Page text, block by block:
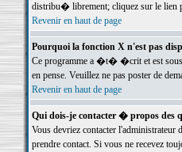
distribu� librement; cliquez sur le lien
Revenir en haut de page
Pourquoi la fonction X n'est pas
Ce programme a �t� �crit et est sous
en pense. Veuillez ne pas poster de
Revenir en haut de page
Qui dois-je contacter � propos
Vous devriez contacter
prendre contact. Si vous ne recevez